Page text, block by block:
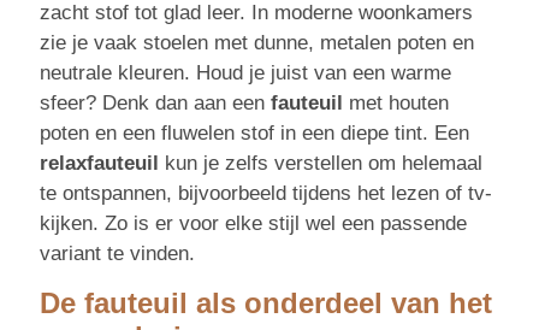
zacht stof tot glad leer. In moderne woonkamers
zie je vaak stoelen met dunne, metalen poten en
neutrale kleuren. Houd je juist van een warme
sfeer? Denk dan aan een fauteuil met houten
poten en een fluwelen stof in een diepe tint. Een
relaxfauteuil kun je zelfs verstellen om helemaal
te ontspannen, bijvoorbeeld tijdens het lezen of tv-
kijken. Zo is er voor elke stijl wel een passende
variant te vinden.
De fauteuil als onderdeel van het